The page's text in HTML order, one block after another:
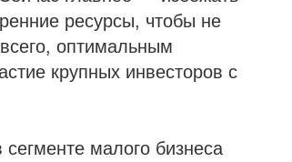
ресурсы, чтобы не
оптимальным
крупных инвесторов с
малого бизнеса